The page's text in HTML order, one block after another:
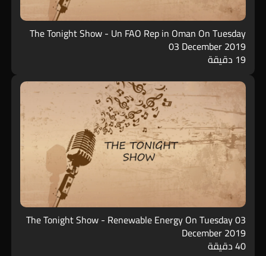
The Tonight Show - Un FAO Rep in Oman On Tuesday
03 December 2019
19 دقيقة
The Tonight Show - Renewable Energy On Tuesday 03
December 2019
40 دقيقة